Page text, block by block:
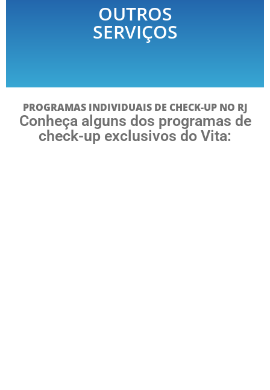
OUTROS
SERVIÇOS
Distúrbio do sono, testes genéticos,
vacinas e muito mais
PROGRAMAS INDIVIDUAIS DE CHECK-UP NO RJ
Conheça alguns dos programas de
check-up exclusivos do Vita: